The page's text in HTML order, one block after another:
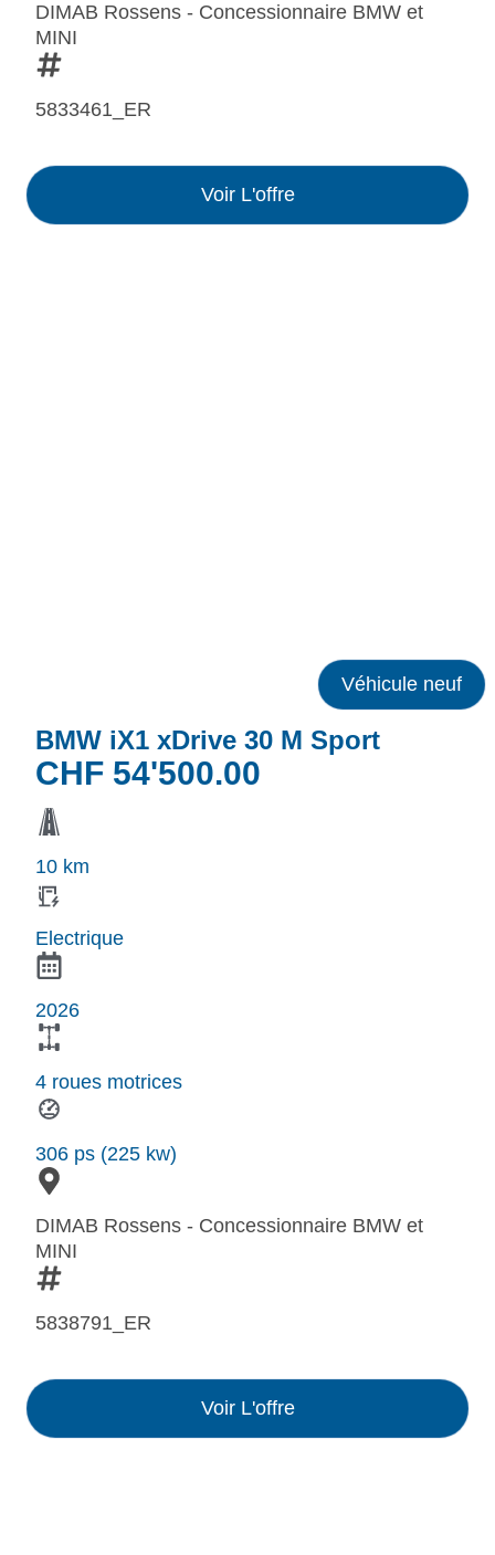
DIMAB Rossens - Concessionnaire BMW et
MINI
5833461_ER
Voir L'offre
Véhicule neuf
BMW iX1 xDrive 30 M Sport
CHF 54'500.00
10 km
Electrique
2026
4 roues motrices
306 ps (225 kw)
DIMAB Rossens - Concessionnaire BMW et
MINI
5838791_ER
Voir L'offre